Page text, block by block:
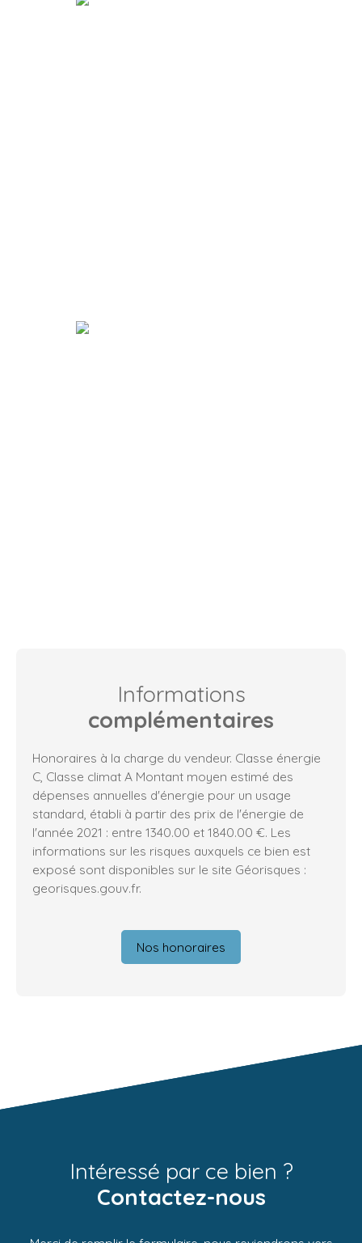
Informations
complémentaires
Honoraires à la charge du vendeur. Classe énergie
C, Classe climat A Montant moyen estimé des
dépenses annuelles d'énergie pour un usage
standard, établi à partir des prix de l'énergie de
l'année 2021 : entre 1340.00 et 1840.00 €. Les
informations sur les risques auxquels ce bien est
exposé sont disponibles sur le site Géorisques :
georisques.gouv.fr.
Nos honoraires
Intéressé par ce bien ?
Contactez-nous